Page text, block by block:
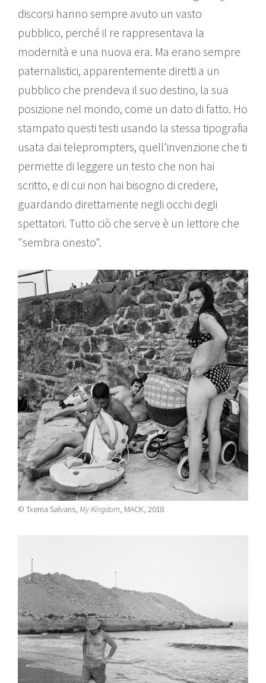
discorsi hanno sempre avuto un vasto
pubblico, perché il re rappresentava la
modernità e una nuova era. Ma erano sempre
paternalistici, apparentemente diretti a un
pubblico che prendeva il suo destino, la sua
posizione nel mondo, come un dato di fatto. Ho
stampato questi testi usando la stessa tipografia
usata dai teleprompters, quell'invenzione che ti
permette di leggere un testo che non hai
scritto, e di cui non hai bisogno di credere,
guardando direttamente negli occhi degli
spettatori. Tutto ciò che serve è un lettore che
"sembra onesto".
© Txema Salvans, My Kingdom, MACK, 2018